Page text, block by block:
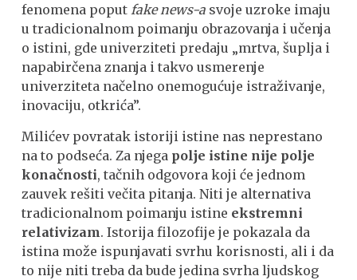
fenomena poputfake news-a svoje uzroke imaju
u tradicionalnom poimanju obrazovanja i učenja
o istini, gde univerziteti predaju „mrtva, šuplja i
napabirčena znanja i takvo usmerenje
univerziteta načelno onemogućuje istraživanje,
inovaciju, otkrića”.
Milićev povratak istoriji istine nas neprestano
na to podseća. Za njega polje istine nije polje
konačnosti, tačnih odgovora koji će jednom
zauvek rešiti večita pitanja. Niti je alternativa
tradicionalnom poimanju istine ekstremni
relativizam. Istorija filozofije je pokazala da
istina može ispunjavati svrhu korisnosti, ali i da
to nije niti treba da bude jedina svrha ljudskog